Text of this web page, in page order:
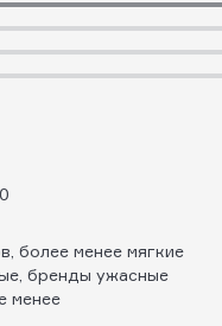
более менее мягкие
бренды ужасные
менее